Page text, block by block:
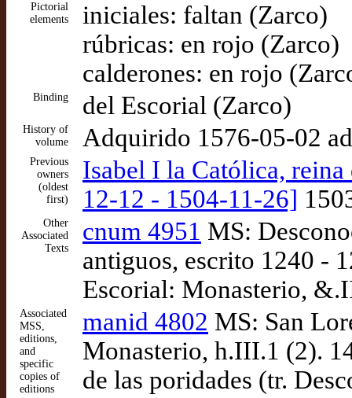
Pictorial
elements
iniciales: faltan (Zarco)
rúbricas: en rojo (Zarco)
calderones: en rojo
Binding del Escorial (Zarco)
History of
volume
Adquirido 1576-05-02
Previous
owners
(oldest
first)
Isabel I la Católica,
12-12 - 1504-11-26]
Other
Associated
Texts
cnum 4951 MS:
antiguos, escrito 1240 -
Escorial: Monasterio,
Associated
MSS,
editions,
and
specific
copies of
editions
manid 4802 MS: San
Monasterio, h.III.1 (2).
de las poridades (tr.